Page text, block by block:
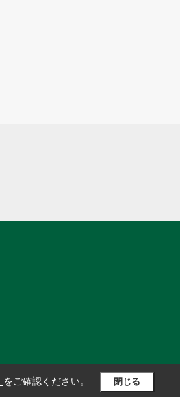
をご確認ください。 閉じる